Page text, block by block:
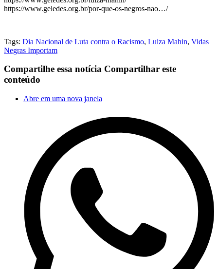
https://www.geledes.org.br/por-que-os-negros-nao…/
Tags: Dia Nacional de Luta contra o Racismo, Luiza Mahin, Vidas
Negras Importam
Compartilhe essa notícia Compartilhar este
conteúdo
Abre em uma nova janela